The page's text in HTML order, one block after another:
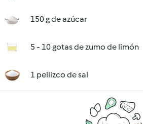
150 g de azúcar
5 - 10 gotas de zumo de limón
1 pellizco de sal